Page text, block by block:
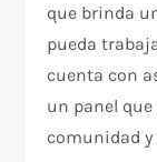
que brinda
pueda
cuenta con
un panel
comunidad